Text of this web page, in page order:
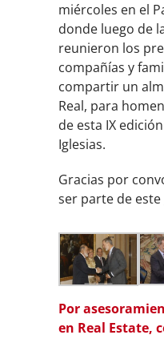
miércoles en el
donde luego de
reunieron los
compañías y
compartir un
Real, para
de esta IX
Iglesias.
Gracias por
ser parte de
Por
en Real Estate,